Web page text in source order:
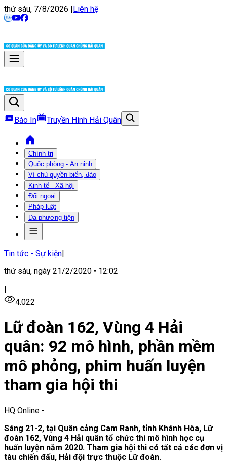
thứ sáu, 7/8/2026 |Liên hệ
Báo In Truyền Hình Hải Quân
Chính trị
Quốc phòng - An ninh
Vì chủ quyền biển, đảo
Kinh tế - Xã hội
Đối ngoại
Pháp luật
Đa phương tiện
Tin tức - Sự kiện|
thứ sáu, ngày 21/2/2020 • 12:02
|
4.022
Lữ đoàn 162, Vùng 4 Hải
quân: 92 mô hình, phần mềm
mô phỏng, phim huấn luyện
tham gia hội thi
HQ Online -
Sáng 21-2, tại Quân cảng Cam Ranh, tỉnh Khánh Hòa, Lữ
đoàn 162, Vùng 4 Hải quân tổ chức thi mô hình học cụ
huấn luyện năm 2020. Tham gia hội thi có tất cả các đơn vị
tàu chiến đấu, Hải đội trực thuộc Lữ đoàn.